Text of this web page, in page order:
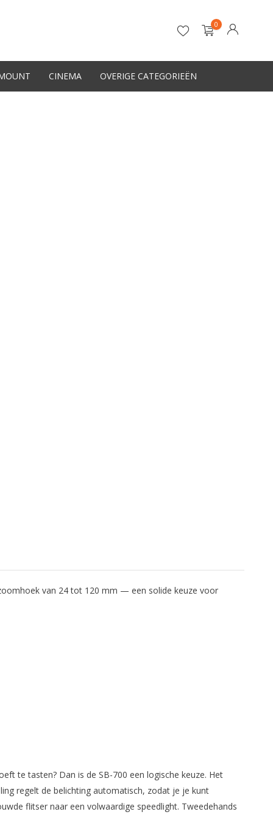
0
CINEMA OVERIGE CATEGORIEËN
van 24 tot 120 mm — een solide keuze voor
te tasten? Dan is de SB-700 een logische keuze. Het
regelt de belichting automatisch, zodat je je kunt
flitser naar een volwaardige speedlight. Tweedehands